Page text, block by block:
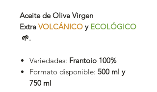
Aceite de Oliva Virgen
Extra VOLCÁNICO yECOLÓGICO
🌱.
Variedades: Frantoio 100%
Formato disponible: 500 ml y
750 ml